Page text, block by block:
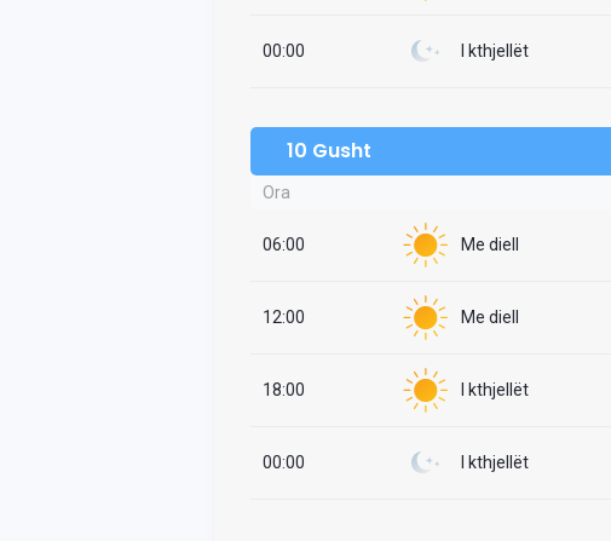
00:00 I kthjellët
10 Gusht
Ora
06:00 Me diell
12:00 Me diell
18:00 I kthjellët
00:00 I kthjellët